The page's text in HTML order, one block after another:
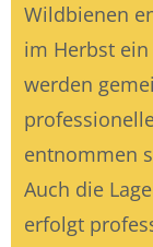
Wildbienen
im Herbst ein
werden
entnommen
Auch die
erfolgt